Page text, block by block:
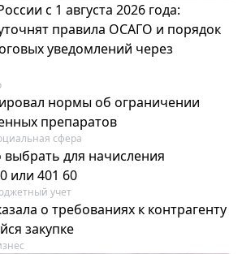
с 1 августа 2026 года:
правила ОСАГО и порядок
уведомлений через
нормы об ограничении
препаратов
сфера
для начисления
или 401 60
учет
о требованиях к контрагенту
закупке